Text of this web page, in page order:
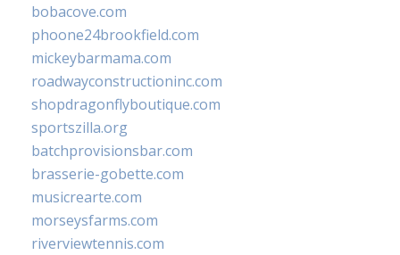
bobacove.com
phoone24brookfield.com
mickeybarmama.com
roadwayconstructioninc.com
shopdragonflyboutique.com
sportszilla.org
batchprovisionsbar.com
brasserie-gobette.com
musicrearte.com
morseysfarms.com
riverviewtennis.com